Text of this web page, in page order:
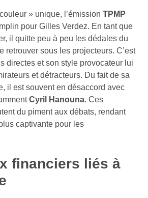
» unique, l’émission TPMP
pour Gilles Verdez. En tant que
il quitte peu à peu les dédales du
retrouver sous les projecteurs. C’est
directes et son style provocateur lui
et détracteurs. Du fait de sa
il est souvent en désaccord avec
Cyril Hanouna. Ces
du piment aux débats, rendant
captivante pour les
financiers liés à